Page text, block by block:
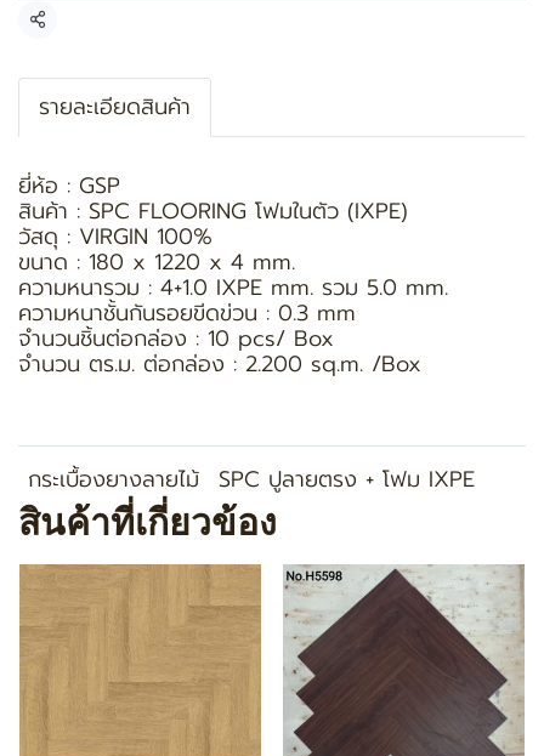
แชร์
รายละเอียดสินค้า
ยี่ห้อ : GSP
สินค้า : SPC FLOORING โฟมในตัว (IXPE)
วัสดุ : VIRGIN 100%
ขนาด : 180 x 1220 x 4 mm.
ความหนารวม : 4+1.0 IXPE mm. รวม 5.0 mm.
ความหนาชั้นกันรอยขีดข่วน : 0.3 mm
จำนวนชิ้นต่อกล่อง : 10 pcs/ Box
จำนวน ตร.ม. ต่อกล่อง : 2.200 sq.m. /Box
กระเบื้องยางลายไม้ SPC ปูลายตรง + โฟม IXPE
สินค้าที่เกี่ยวข้อง